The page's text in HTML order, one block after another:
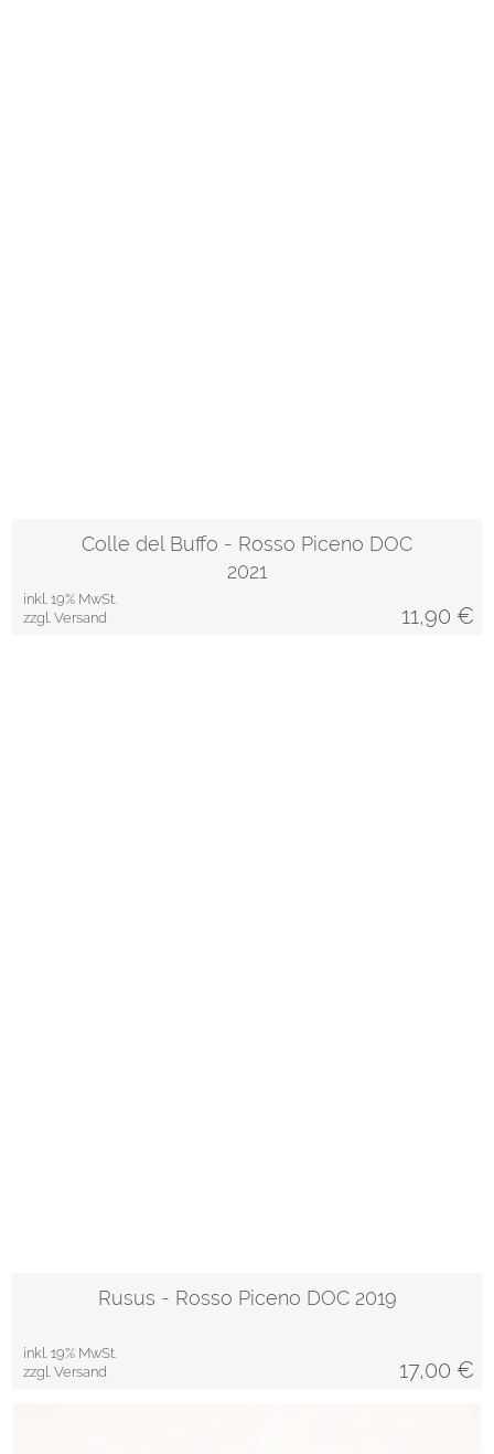
Colle del Buffo - Rosso Piceno DOC
2021
inkl. 19% MwSt.
zzgl. Versand
11,90 €
Rusus - Rosso Piceno DOC 2019
inkl. 19% MwSt.
zzgl. Versand
17,00 €